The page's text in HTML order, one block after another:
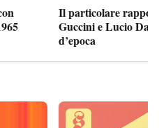
Il particolare
Guccini e Lucio
d’epoca